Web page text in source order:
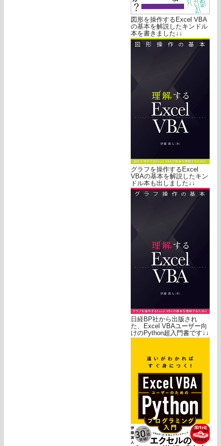
図形を操作するExcel VBA
の基本を解説したキンドル
本を書きました↓↓
グラフを操作するExcel
VBAの基本を解説したキン
ドル本も出しました↓↓
日経BP社から出版され
た、Excel VBAユーザー向
けのPython超入門書です↓↓